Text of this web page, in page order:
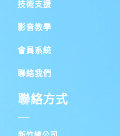
技術支援
影音教學
會員系統
聯絡我們
聯絡方式